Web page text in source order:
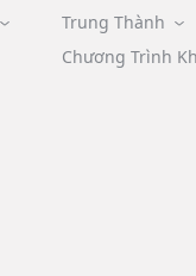
Trung Thành
Chương Trình